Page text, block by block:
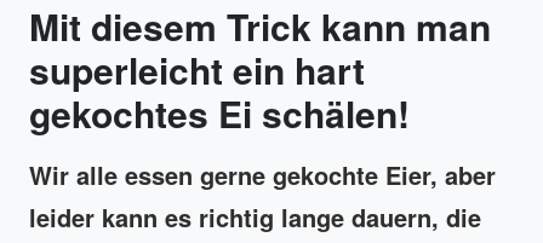
Mit diesem Trick kann man
superleicht ein hart
gekochtes Ei schälen!
Wir alle essen gerne gekochte Eier, aber
leider kann es richtig lange dauern, die